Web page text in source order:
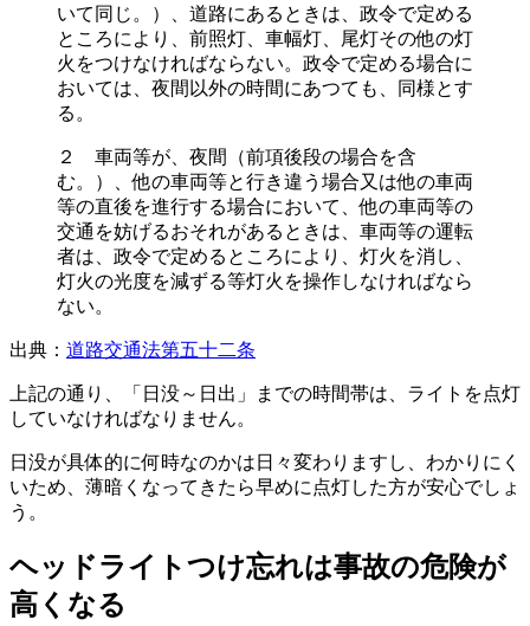
いて同じ。）、道路にあるときは、政令で定める
ところにより、前照灯、車幅灯、尾灯その他の灯
火をつけなければならない。政令で定める場合に
おいては、夜間以外の時間にあつても、同様とす
る。
２ 車両等が、夜間（前項後段の場合を含
む。）、他の車両等と行き違う場合又は他の車両
等の直後を進行する場合において、他の車両等の
交通を妨げるおそれがあるときは、車両等の運転
者は、政令で定めるところにより、灯火を消し、
灯火の光度を減ずる等灯火を操作しなければなら
ない。
出典： 道路交通法第五十二条
上記の通り、「日没～日出」までの時間帯は、ライトを点灯
していなければなりません。
日没が具体的に何時なのかは日々変わりますし、わかりにく
いため、薄暗くなってきたら早めに点灯した方が安心でしょ
う。
ヘッドライトつけ忘れは事故の危険が
高くなる